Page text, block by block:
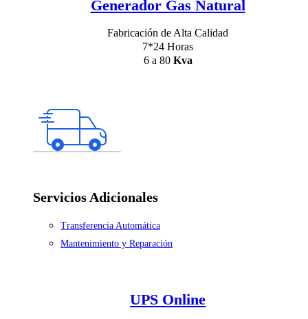
Generador Gas Natural
Fabricación de Alta Calidad
7*24 Horas
6 a 80 Kva
Servicios Adicionales
Transferencia Automática
Mantenimiento y Reparación
UPS Online